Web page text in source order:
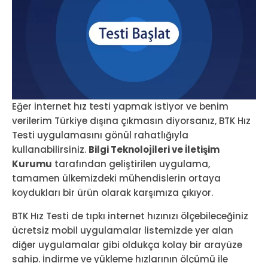
Eğer internet hız testi yapmak istiyor ve benim
verilerim Türkiye dışına çıkmasın diyorsanız, BTK Hız
Testi uygulamasını gönül rahatlığıyla
kullanabilirsiniz. Bilgi Teknolojileri ve İletişim
Kurumu tarafından geliştirilen uygulama,
tamamen ülkemizdeki mühendislerin ortaya
koydukları bir ürün olarak karşımıza çıkıyor.
BTK Hız Testi de tıpkı internet hızınızı ölçebileceğiniz
ücretsiz mobil uygulamalar listemizde yer alan
diğer uygulamalar gibi oldukça kolay bir arayüze
sahip. İndirme ve yükleme hızlarının ölçümü ile